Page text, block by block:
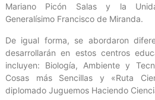
Mariano Picón Salas y la
Generalísimo Francisco de Miranda.
De igual forma, se abordaron
desarrollarán en estos centros
incluyen: Biología, Ambiente y
Cosas más Sencillas y «Ruta
diplomado Juguemos Haciendo